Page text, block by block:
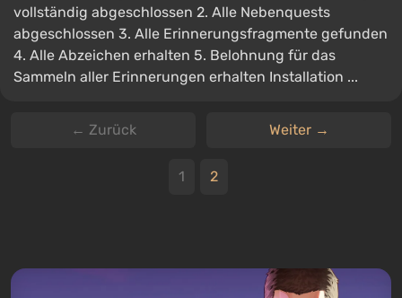
vollständig abgeschlossen 2. Alle Nebenquests
abgeschlossen 3. Alle Erinnerungsfragmente gefunden
4. Alle Abzeichen erhalten 5. Belohnung für das
Sammeln aller Erinnerungen erhalten Installation ...
← Zurück Weiter →
1 2